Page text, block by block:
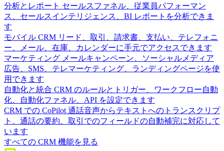
分析とレポート セールスファネル、従業員パフォーマン
ス、セールスインテリジェンス、BI レポートを分析できま
す
モバイル CRM リード、取引、請求書、支払い、テレフォニ
ー、メール、在庫、カレンダーに手元でアクセスできます
マーケティング メールキャンペーン、ソーシャルメディア
広告、SMS、テレマーケティング、ランディングページを使
用できます
自動化と統合 CRM のルールとトリガー、ワークフロー自動
化、自動化ファネル、API を設定できます
CRM での CoPilot 通話音声からテキストへのトランスクリプ
ト、通話の要約、取引でのフィールドの自動補完に対応して
います
すべての CRM 機能を見る